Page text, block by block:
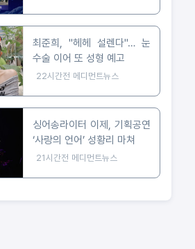
최준희, "헤헤 설렌다"… 눈
수술 이어 또 성형 예고
22시간전 메디먼트뉴스
싱어송라이터 이제, 기획공연
‘사랑의 언어’ 성황리 마쳐
21시간전 메디먼트뉴스